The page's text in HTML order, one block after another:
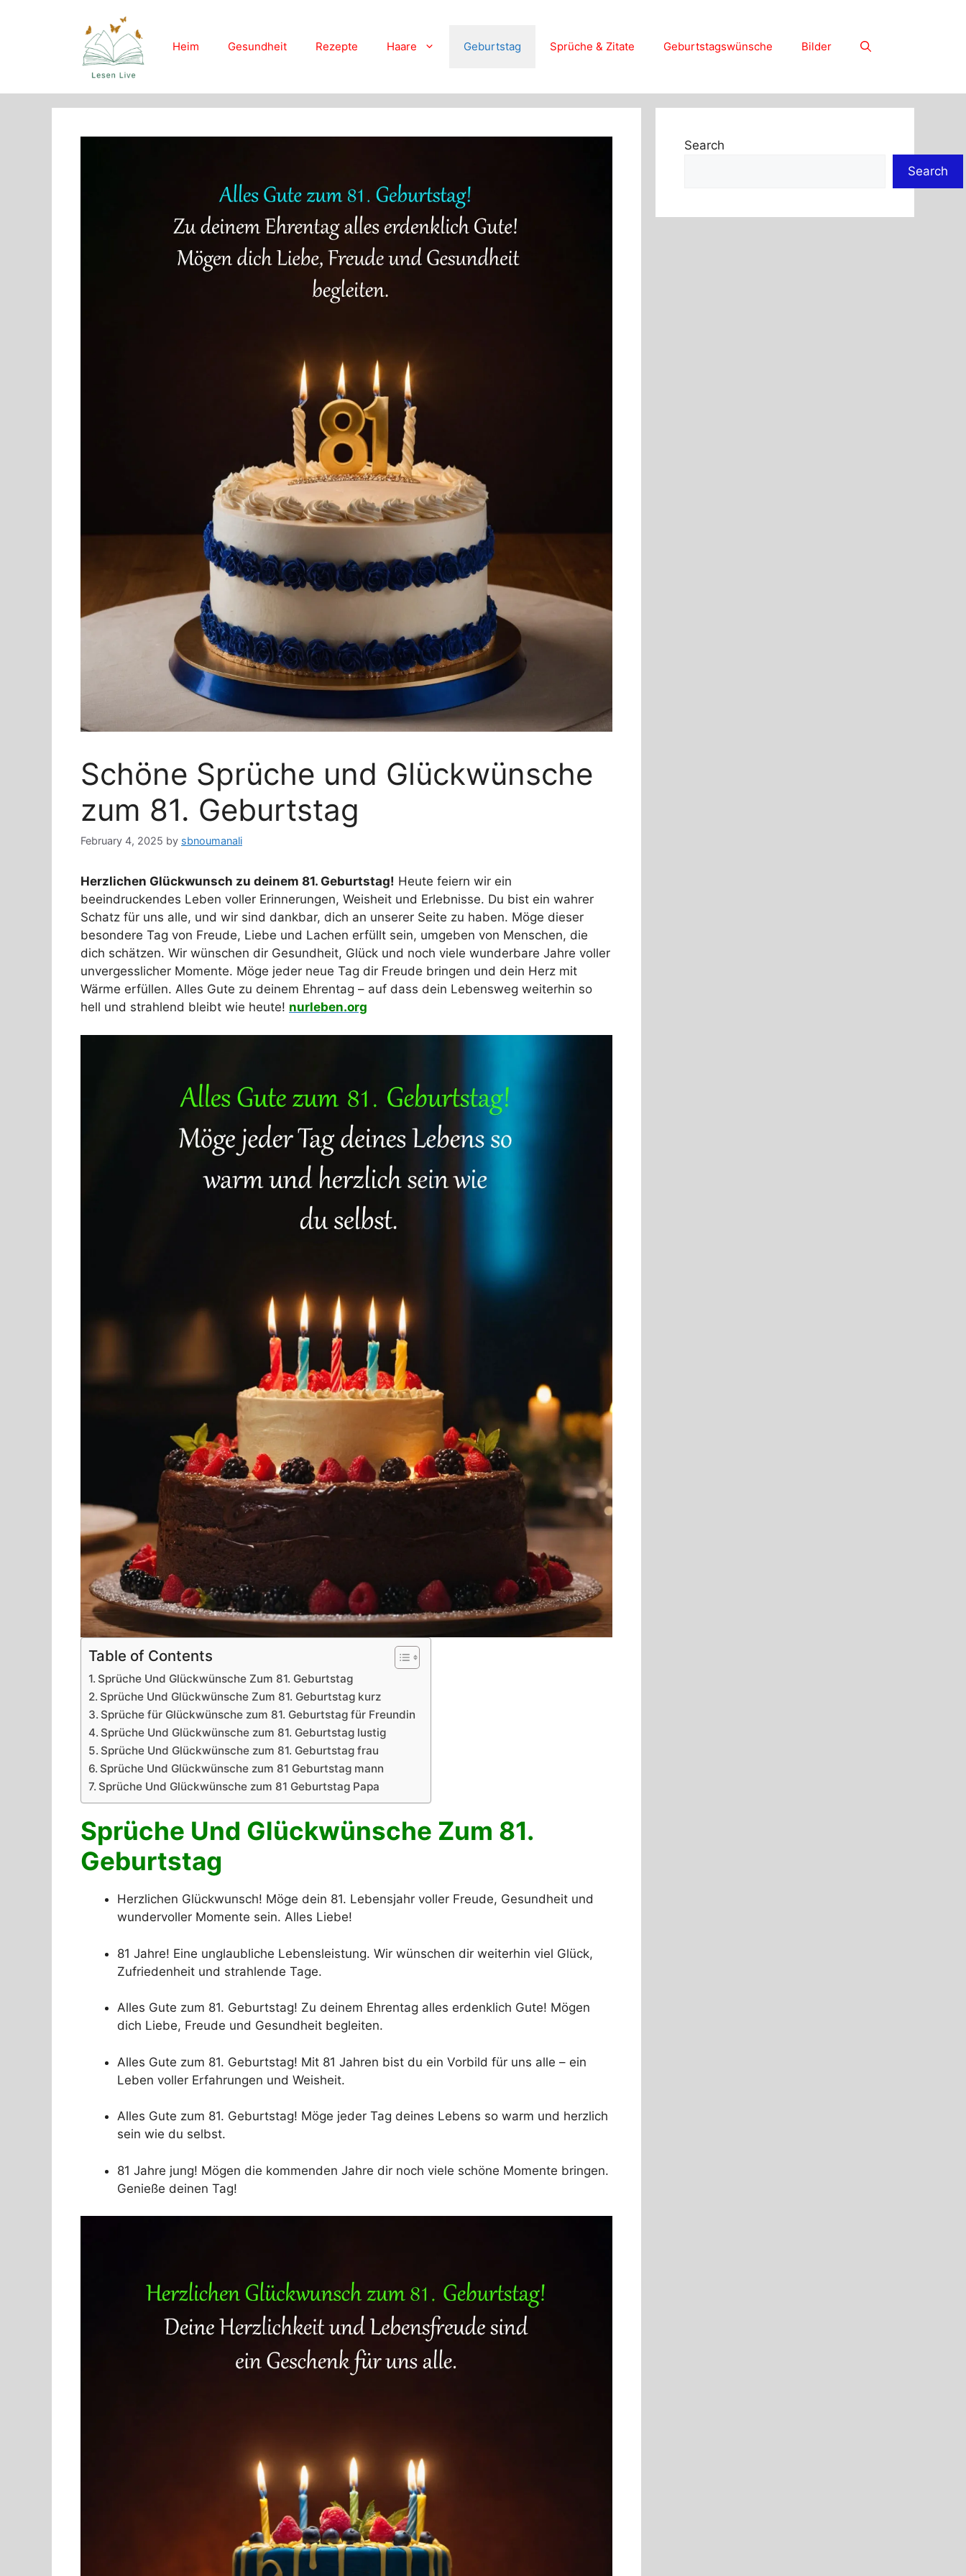
Heim Gesundheit Rezepte Haare Geburtstag Sprüche & Zitate Geburtstagswünsche Bilder
Schöne Sprüche und Glückwünsche
zum 81. Geburtstag
February 4, 2025 by sbnoumanali
Herzlichen Glückwunsch zu deinem 81. Geburtstag! Heute feiern wir ein
beeindruckendes Leben voller Erinnerungen, Weisheit und Erlebnisse. Du bist ein wahrer
Schatz für uns alle, und wir sind dankbar, dich an unserer Seite zu haben. Möge dieser
besondere Tag von Freude, Liebe und Lachen erfüllt sein, umgeben von Menschen, die
dich schätzen. Wir wünschen dir Gesundheit, Glück und noch viele wunderbare Jahre voller
unvergesslicher Momente. Möge jeder neue Tag dir Freude bringen und dein Herz mit
Wärme erfüllen. Alles Gute zu deinem Ehrentag – auf dass dein Lebensweg weiterhin so
hell und strahlend bleibt wie heute! nurleben.org
Table of Contents
Sprüche Und Glückwünsche Zum 81. Geburtstag
Sprüche Und Glückwünsche Zum 81. Geburtstag kurz
Sprüche für Glückwünsche zum 81. Geburtstag für Freundin
Sprüche Und Glückwünsche zum 81. Geburtstag lustig
Sprüche Und Glückwünsche zum 81. Geburtstag frau
Sprüche Und Glückwünsche zum 81 Geburtstag mann
Sprüche Und Glückwünsche zum 81 Geburtstag Papa
Sprüche Und Glückwünsche Zum 81.
Geburtstag
Herzlichen Glückwunsch! Möge dein 81. Lebensjahr voller Freude, Gesundheit und
wundervoller Momente sein. Alles Liebe!
81 Jahre! Eine unglaubliche Lebensleistung. Wir wünschen dir weiterhin viel Glück,
Zufriedenheit und strahlende Tage.
Alles Gute zum 81. Geburtstag! Zu deinem Ehrentag alles erdenklich Gute! Mögen
dich Liebe, Freude und Gesundheit begleiten.
Alles Gute zum 81. Geburtstag! Mit 81 Jahren bist du ein Vorbild für uns alle – ein
Leben voller Erfahrungen und Weisheit.
Alles Gute zum 81. Geburtstag! Möge jeder Tag deines Lebens so warm und herzlich
sein wie du selbst.
81 Jahre jung! Mögen die kommenden Jahre dir noch viele schöne Momente bringen.
Genieße deinen Tag!
Search
Search